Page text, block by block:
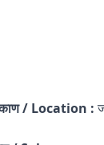
/ Location :